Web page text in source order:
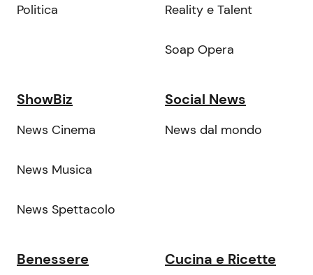
Politica Reality e Talent
Soap Opera
ShowBiz
News Cinema
News Musica
News Spettacolo
Social News
News dal mondo
Benessere Cucina e Ricette